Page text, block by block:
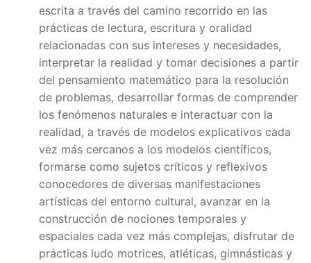
escrita a través del camino recorrido en las
prácticas de lectura, escritura y oralidad
relacionadas con sus intereses y necesidades,
interpretar la realidad y tomar decisiones a partir
del pensamiento matemático para la resolución
de problemas, desarrollar formas de comprender
los fenómenos naturales e interactuar con la
realidad, a través de modelos explicativos cada
vez más cercanos a los modelos científicos,
formarse como sujetos críticos y reflexivos
conocedores de diversas manifestaciones
artísticas del entorno cultural, avanzar en la
construcción de nociones temporales y
espaciales cada vez más complejas, disfrutar de
prácticas ludo motrices, atléticas, gimnásticas y